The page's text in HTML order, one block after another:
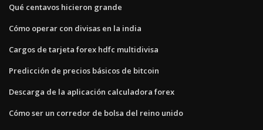
Qué centavos hicieron grande
Cómo operar con divisas en la india
Cargos de tarjeta forex hdfc multidivisa
Predicción de precios básicos de bitcoin
Descarga de la aplicación calculadora forex
Cómo ser un corredor de bolsa del reino unido